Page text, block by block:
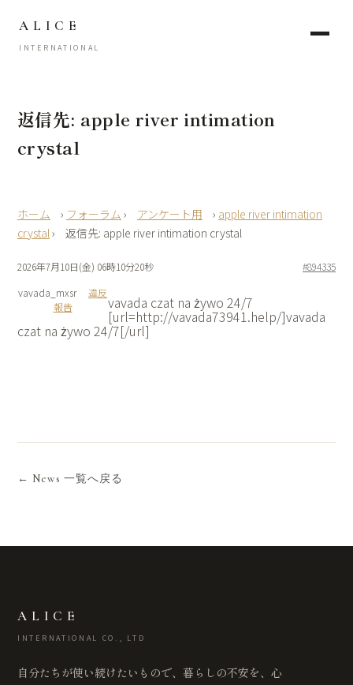
ALICE
INTERNATIONAL
返信先: apple river intimation
crystal
› フォーラム › アンケート用 › apple river intimation
crystal› 返信先: apple river intimation crystal
2026年7月10日(金) 06時10分20秒
#894335
vavada_mxsr
違反
報告
vavada czat na żywo 24/7
[url=http://vavada73941.help/]vavada
czat na żywo 24/7[/url]
← News 一覧へ戻る
ALICE
INTERNATIONAL CO., LTD
自分たちが使い続けたいもので、暮らしの不安を、心